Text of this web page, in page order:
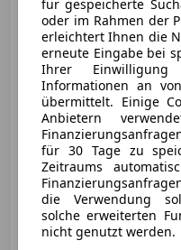
03/2021 98 600 km
Privat
für gespeicherte
oder im Rahmen der
erleichtert Ihnen die
erneute Eingabe bei
Ihrer Einwilligung
Informationen an
übermittelt. Einige
Anbietern
für 30 Tage zu
Zeitraums
die Verwendung
solche erweiterten
nicht genutzt werden.